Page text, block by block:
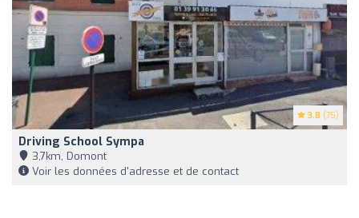
3.8 (75)
Driving School Sympa
3,7km, Domont
Voir les données d'adresse et de contact